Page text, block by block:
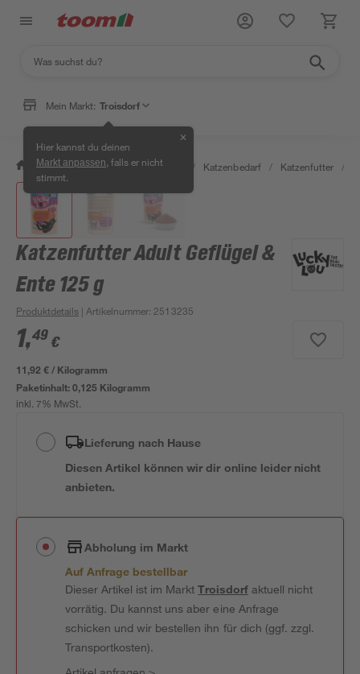
Mein Markt: Troisdorf
Hier kannst du deinen
Markt anpassen , falls er nicht
stimmt.
✕
/ Garten & Freizeit / Tierbedarf / Katzenbedarf / Katzenfutter /
Katzenfutter Adult Geflügel &
Ente 125 g
Produktdetails | Artikelnummer: 2513235
1,49 €
11,92 € / Kilogramm
Paketinhalt:0,125 Kilogramm
inkl. 7% MwSt.
Lieferung nach Hause
Diesen Artikel können wir dir online leider nicht
anbieten.
Abholung im Markt
Auf Anfrage bestellbar
Dieser Artikel ist im MarktTroisdorfaktuell nicht
vorrätig. Du kannst uns aber eine Anfrage
schicken und wir bestellen ihn für dich (ggf. zzgl.
Transportkosten).